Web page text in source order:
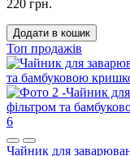
220 грн.
Додати в кошик
Топ продажів
6
Чайник для